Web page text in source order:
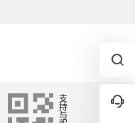
支
持
与